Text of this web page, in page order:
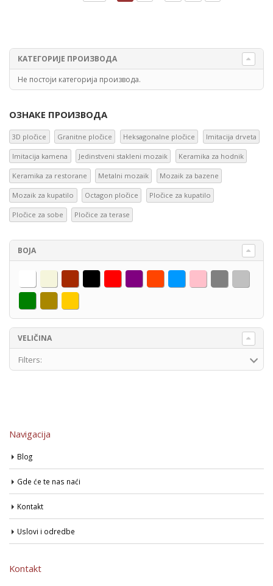
КАТЕГОРИЈЕ ПРОИЗВОДА
Не постоји категорија производа.
ОЗНАКЕ ПРОИЗВОДА
3D pločice Granitne pločice Heksagonalne pločice Imitacija drveta
Imitacija kamena Jedinstveni stakleni mozaik Keramika za hodnik
Keramika za restorane Metalni mozaik Mozaik za bazene
Mozaik za kupatilo Octagon pločice Pločice za kupatilo
Pločice za sobe Pločice za terase
BOJA
Bela Bež Braon Crna CrvenaLjubičasteNarandžasta
Plava Roza Siva
ZelenaZlato Žuta
VELIČINA
Filters:
Navigacija
Blog
Gde će te nas naći
Kontakt
Uslovi i odredbe
Kontakt